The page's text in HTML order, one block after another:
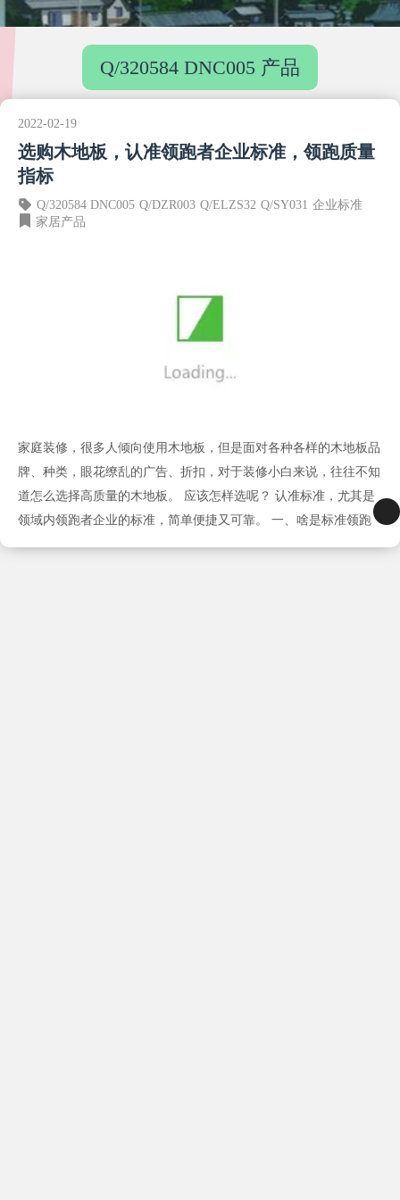
Q/320584 DNC005 产品
2022-02-19
选购木地板，认准领跑者企业标准，领跑质量
指标
Q/320584 DNC005 Q/DZR003 Q/ELZS32 Q/SY031 企业标准
家居产品
家庭装修，很多人倾向使用木地板，但是面对各种各样的木地板品
牌、种类，眼花缭乱的广告、折扣，对于装修小白来说，往往不知
道怎么选择高质量的木地板。 应该怎样选呢？ 认准标准，尤其是
领域内领跑者企业的标准，简单便捷又可靠。 一、啥是标准领跑